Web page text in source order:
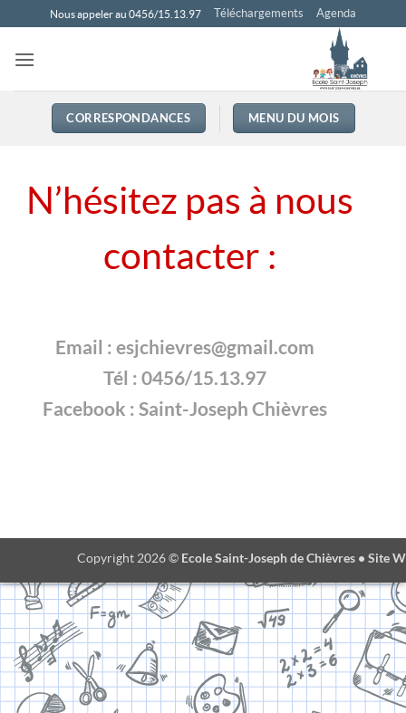
au
contenu
Nous appeler au 0456/15.13.97 Téléchargements Agenda
CORRESPONDANCES MENU DU MOIS
N’hésitez pas à nous
contacter :
Email : esjchievres@gmail.com
Tél : 0456/15.13.97
Facebook : Saint-Joseph Chièvres
Copyright 2026 © Ecole Saint-Joseph de Chièvres • Site